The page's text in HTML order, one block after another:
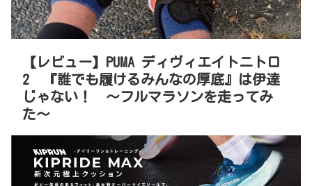
【レビュー】PUMA ディヴィエイトニトロ
2 『誰でも履けるみんなの厚底』は伊達
じゃない！ 〜フルマラソンを走ってみ
た〜